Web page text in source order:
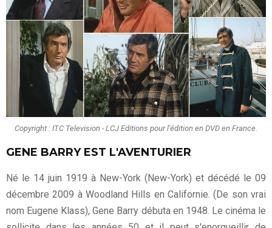
Copyright : ITC Television - LCJ Editions pour l'édition en DVD en France.
GENE BARRY EST L'AVENTURIER
Né le 14 juin 1919 à New-York (New-York) et décédé le 09
décembre 2009 à Woodland Hills en Californie. (De son vrai
nom Eugene Klass), Gene Barry débuta en 1948. Le cinéma le